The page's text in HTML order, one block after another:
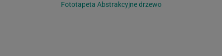
Fototapeta Abstrakcyjne drzewo